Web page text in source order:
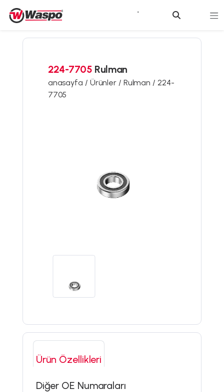
224-7705 Rulman
anasayfa / Ürünler / Rulman / 224-
7705
Ürün Özellikleri
Diğer OE Numaraları